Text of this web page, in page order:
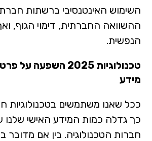
השימוש האינטנסיבי ברשתות
ההשוואה החברתית, דימוי הגוף,
הנפשית.
טכנולוגיות 2025
מידע
ככל שאנו משתמשים בטכנולוגיות
כך גדלה כמות המידע האישי שלנו
חברות הטכנולוגיה. בין אם מדובר